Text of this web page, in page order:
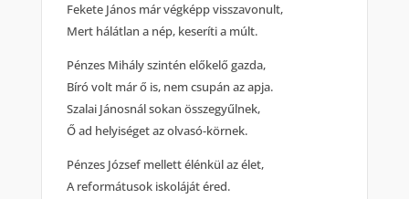
Fekete János már végképp visszavonult,
Mert hálátlan a nép, keseríti a múlt.
Pénzes Mihály szintén előkelő gazda,
Bíró volt már ő is, nem csupán az apja.
Szalai Jánosnál sokan összegyűlnek,
Ő ad helyiséget az olvasó-körnek.
Pénzes József mellett élénkül az élet,
A reformátusok iskoláját éred.